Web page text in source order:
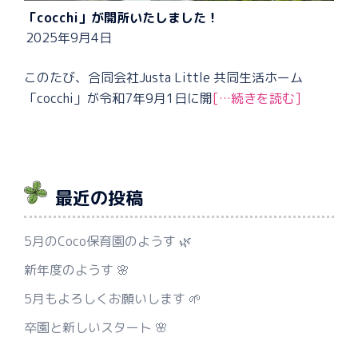
「cocchi」が開所いたしました！
2025年9月4日
このたび、合同会社Justa Little 共同生活ホーム
「cocchi」が令和7年9月1日に開[…続きを読む]
最近の投稿
5月のCoco保育園のようす 🌿
新年度のようす 🌸
5月もよろしくお願いします 🌱
卒園と新しいスタート 🌸